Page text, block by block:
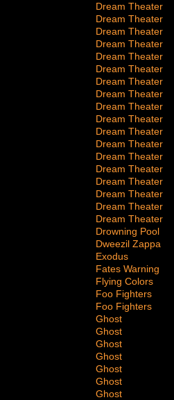
Dream Theater
Dream Theater
Dream Theater
Dream Theater
Dream Theater
Dream Theater
Dream Theater
Dream Theater
Dream Theater
Dream Theater
Dream Theater
Dream Theater
Dream Theater
Dream Theater
Dream Theater
Dream Theater
Dream Theater
Dream Theater
Drowning Pool
Dweezil Zappa
Exodus
Fates Warning
Flying Colors
Foo Fighters
Foo Fighters
Ghost
Ghost
Ghost
Ghost
Ghost
Ghost
Ghost